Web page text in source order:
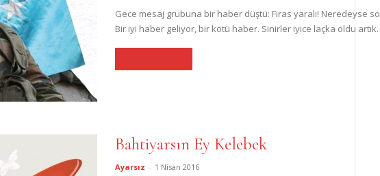
Gece mesaj grubuna bir haber düştü: Firas yaralı! Neredeyse
Bir iyi haber geliyor, bir kötü haber. Sinirler iyice laçka oldu artık.
Bahtiyarsın Ey Kelebek
Ayarsız - 1 Nisan 2016